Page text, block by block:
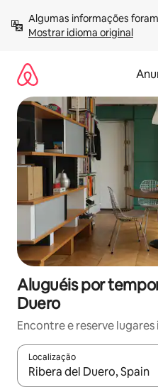
para
Mostrar idioma original
Aluguéis por
Duero
Encontre e reserve
Localização
Quando os resultados